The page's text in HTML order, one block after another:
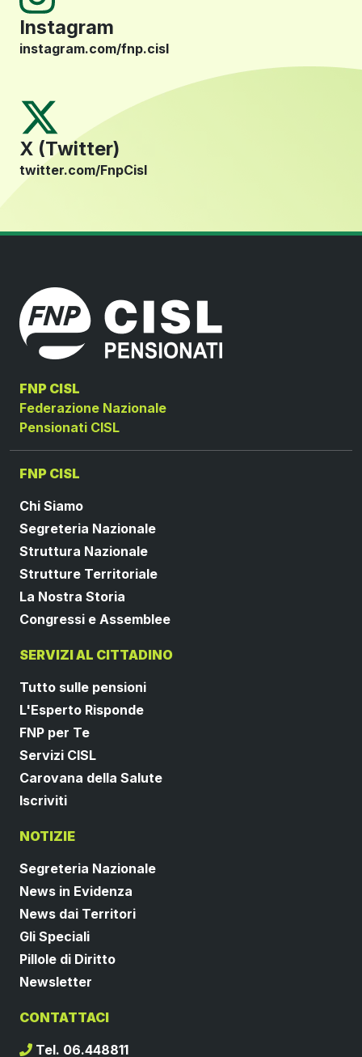
Instagram
instagram.com/fnp.cisl
X (Twitter)
twitter.com/FnpCisl
FNP CISL
Federazione Nazionale
Pensionati CISL
FNP CISL
Chi Siamo
Segreteria Nazionale
Struttura Nazionale
Strutture Territoriale
La Nostra Storia
Congressi e Assemblee
SERVIZI AL CITTADINO
Tutto sulle pensioni
L'Esperto Risponde
FNP per Te
Servizi CISL
Carovana della Salute
Iscriviti
NOTIZIE
Segreteria Nazionale
News in Evidenza
News dai Territori
Gli Speciali
Pillole di Diritto
Newsletter
CONTATTACI
Tel. 06.448811